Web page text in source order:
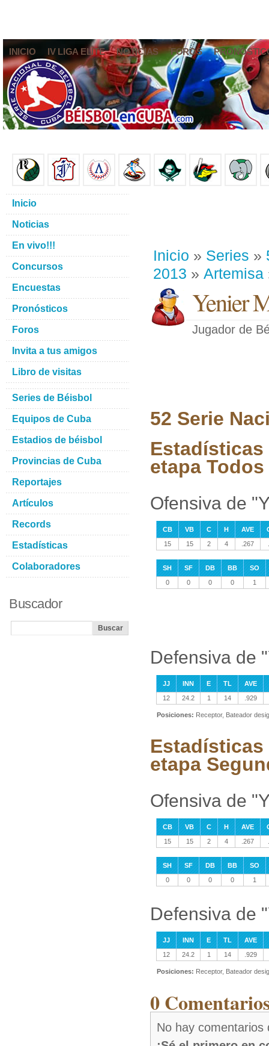
INICIO IV LIGA ELITE NOTICIAS FOROS
Inicio » Series »
2013 » Artemisa
Yenier
Jugador de
52 Serie
etapa
Ofensiva de
CB VB C H AVE
15
15 2 4 .267
SH SF DB BB
SO
0
0 0 0 1
Defensiva de
JJ INN E TL
AVE
12
24.2 1 14 .929
Posiciones: Receptor, Bateador
etapa
Ofensiva de
CB VB C H AVE
15
15 2 4 .267
SH SF DB BB
SO
0
0 0 0 1
Defensiva de
JJ INN E TL
AVE
12
24.2 1 14 .929
Posiciones: Receptor, Bateador
0
No hay comentarios
Inicio
Noticias
En vivo!!!
Concursos
Encuestas
Pronósticos
Foros
Invita a tus amigos
Libro de visitas
Series de Béisbol
Equipos de Cuba
Estadios de béisbol
Provincias de Cuba
Reportajes
Artículos
Records
Estadísticas
Colaboradores
Buscador